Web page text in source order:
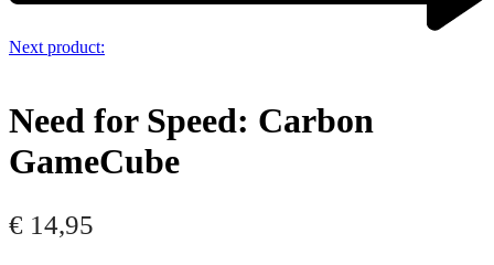
Next product:
Need for Speed: Carbon
GameCube
€ 14,95